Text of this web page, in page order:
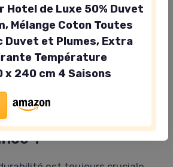
t-
?
Hotel de Luxe 50% Duvet
Mélange Coton Toutes
Duvet et Plumes, Extra
Température
x 240 cm 4 Saisons